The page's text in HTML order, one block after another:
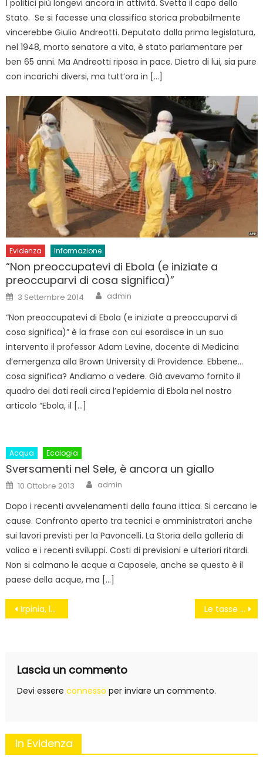
I politici più longevi ancora in attività. Svetta il capo dello
Stato. Se si facesse una classifica storica probabilmente
vincerebbe Giulio Andreotti. Deputato dalla prima legislatura,
nel 1948, morto senatore a vita, è stato parlamentare per
ben 65 anni. Ma Andreotti riposa in pace. Dietro di lui, sia pure
con incarichi diversi, ma tutt’ora in […]
Evidenza Informazione
“Non preoccupatevi di Ebola (e iniziate a
preoccuparvi di cosa significa)”
Posted
on
3 Settembre 2014 Author
admin
“Non preoccupatevi di Ebola (e iniziate a preoccuparvi di
cosa significa)” è la frase con cui esordisce in un suo
intervento il professor Adam Levine, docente di Medicina
d’emergenza alla Brown University di Providence. Ebbene…
cosa significa? Andiamo a vedere. Già avevamo fornito il
quadro dei dati reali circa l’epidemia di Ebola nel nostro
articolo “Ebola, il […]
Acqua Ecologia
Sversamenti nel Sele, è ancora un giallo
Posted
on
10 Ottobre 2013 Author
admin
Dopo i recenti avvelenamenti della fauna ittica. Si cercano le
cause. Confronto aperto tra tecnici e amministratori anche
sui lavori previsti per la Pavoncelli. La Storia della galleria di
valico e i recenti sviluppi. Costi di previsioni e ulteriori ritardi.
Non si calmano le acque a Caposele, anche se questo è il
paese della acque, ma […]
Navigazione
Irpinia, la beffa dell’acqua: tariffe da record Le tasse sul risparmio
Lascia un commento
Devi essere connesso per inviare un commento.
In Evidenza